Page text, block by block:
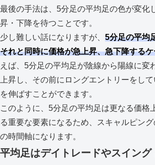
最後の手法は、5分足の平均足の色が変化
昇・下降を待つことです。
少し難しい話になりますが、 5分足の平均
それと同時に価格が急上昇、急下降する
えば、5分足の平均足が陰線から陽線に変
上昇し、その前にロングエントリーをし
を伸ばすことができます。
このように、5分足の平均足は更なる価格
る重要な要素になるため、スキャルピン
の時間軸になります。
平均足はデイトレードやスイング